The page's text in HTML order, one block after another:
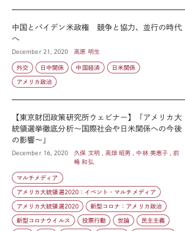
中国とバイデン米政権 競争と協力、並行の時代
へ
December 21, 2020 高原 明生
外交 日中関係 中国経済 日米関係
アメリカ政治
【東京財団政策研究所ウェビナー】「アメリカ大
統領選挙徹底分析～国際社会や日米関係への今後
の影響～」
December 16, 2020
久保 文明 , 高畑 昭男 , 中林 美恵子 , 前
嶋 和弘
マルチメディア
アメリカ大統領選2020：イベント・マルチメディア
アメリカ大統領選2020 新型コロナ：アメリカ政治
新型コロナウイルス 投票行動 世論 民主主義